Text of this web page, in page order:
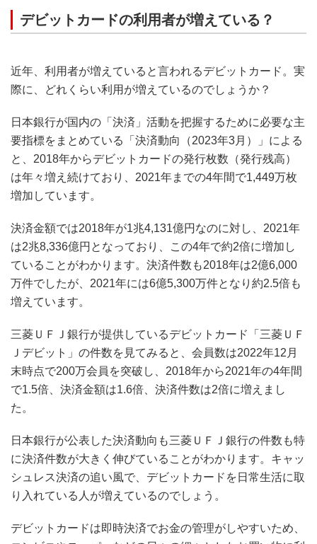
デビットカードの利用者が増えている？
近年、利用者が増えていると言われるデビットカード。実
際に、どれくらい利用が増えているのでしょうか？
日本銀行が国内の「決済」活動を把握するために必要な主
要指標をまとめている「決済動向（2023年3月）」による
と、2018年からデビットカードの発行枚数（発行残高）
は年々増え続けており、2021年までの4年間で1,449万枚
増加しています。
決済金額では2018年が1兆4,131億円なのに対し、2021年
は2兆8,336億円となっており、この4年で約2倍に増加し
ていることがわかります。決済件数も2018年は2億6,000
万件でしたが、2021年には6億5,300万件となり約2.5倍も
増えています。
三菱ＵＦＪ銀行が提供しているデビットカード「三菱ＵＦ
Ｊデビット」の件数を見てみると、会員数は2022年12月
末時点で200万会員を突破し、2018年から2021年の4年間
で1.5倍、決済金額は1.6倍、決済件数は2倍に増えまし
た。
日本銀行が公表した決済動向も三菱ＵＦＪ銀行の件数も特
に決済件数が大きく伸びていることがわかります。キャッ
シュレス決済の追い風で、デビットカードを日常生活に取
り入れている人が増えているのでしょう。
デビットカードは即時決済でお金の管理がしやすいため、